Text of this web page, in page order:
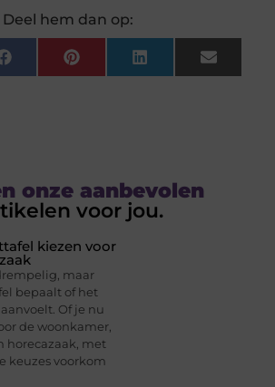
hem dan op:
FacebookPinterestLinkedInEmail
onze aanbevolen
voor jou.
kiezen voor
maar
bepaalt of het
Of je nu
de woonkamer,
horecazaak, met
keuzes voorkom